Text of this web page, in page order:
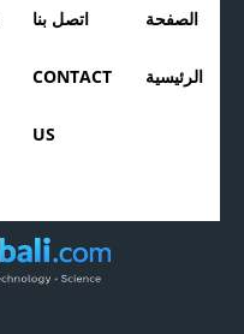
الصفحة
الرئيسية
اتصل بنا
CONTACT
US